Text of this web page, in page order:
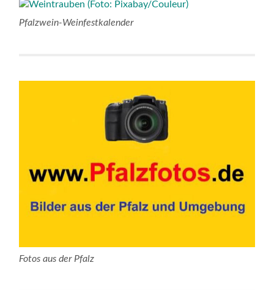
Pfalzwein-Weinfestkalender
Fotos aus der Pfalz